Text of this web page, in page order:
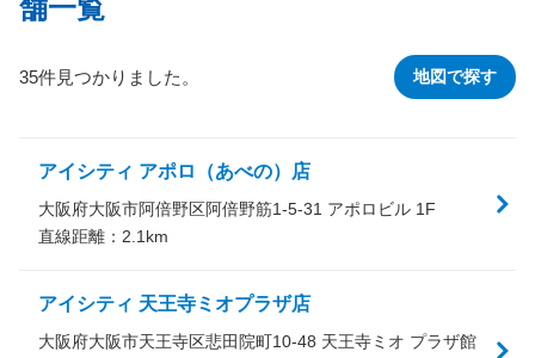
舗一覧
地図で探す
35件見つかりました。
アイシティ アポロ（あべの）店
大阪府大阪市阿倍野区阿倍野筋1-5-31 アポロビル 1F
直線距離： 2.1 km
アイシティ 天王寺ミオプラザ店
大阪府大阪市天王寺区悲田院町10-48 天王寺ミオ プラザ館